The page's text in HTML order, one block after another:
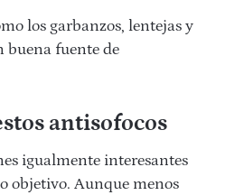
los garbanzos, lentejas y
buena fuente de
antisofocos
igualmente interesantes
objetivo. Aunque menos